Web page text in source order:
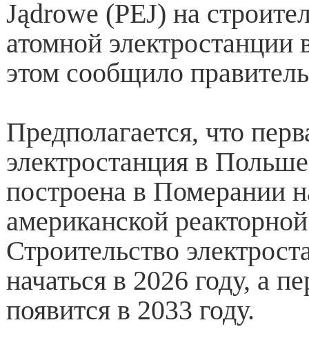
Jądrowe (PEJ) на
атомной электростанции
этом сообщило
Предполагается, что
электростанция в
построена в Померании
американской
Строительство
начаться в 2026 году, а
появится в 2033 году.